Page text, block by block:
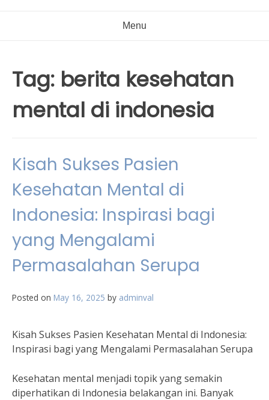
Menu
Tag: berita kesehatan
mental di indonesia
Kisah Sukses Pasien
Kesehatan Mental di
Indonesia: Inspirasi bagi
yang Mengalami
Permasalahan Serupa
Posted on May 16, 2025 by adminval
Kisah Sukses Pasien Kesehatan Mental di Indonesia:
Inspirasi bagi yang Mengalami Permasalahan Serupa
Kesehatan mental menjadi topik yang semakin
diperhatikan di Indonesia belakangan ini. Banyak